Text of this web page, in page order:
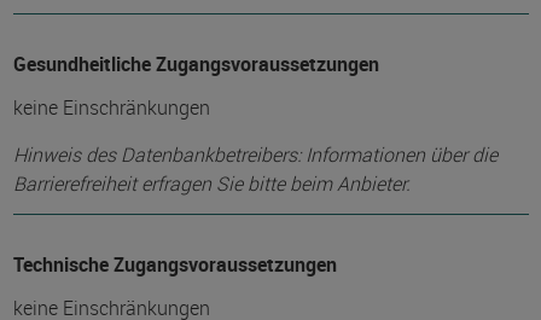
Gesundheitliche Zugangsvoraussetzungen
keine Einschränkungen
Hinweis des Datenbankbetreibers: Informationen über die
Barrierefreiheit erfragen Sie bitte beim Anbieter.
Technische Zugangsvoraussetzungen
keine Einschränkungen